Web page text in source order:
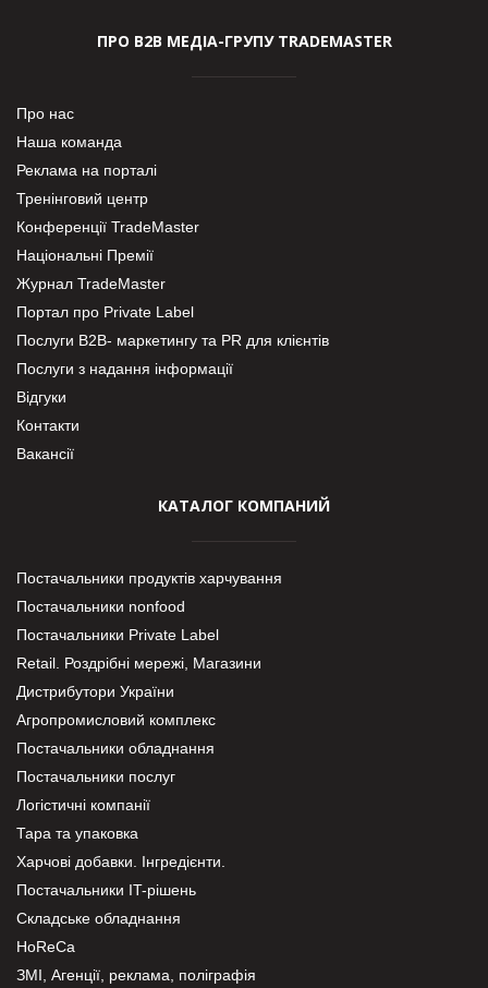
ПРО В2В МЕДІА-ГРУПУ TRADEMASTER
Про нас
Наша команда
Реклама на порталі
Тренінговий центр
Конференції TradeMaster
Національні Премії
Журнал TradeMaster
Портал про Private Label
Послуги В2В- маркетингу та PR для клієнтів
Послуги з надання інформації
Відгуки
Контакти
Вакансії
КАТАЛОГ КОМПАНИЙ
Постачальники продуктів харчування
Постачальники nonfood
Постачальники Private Label
Retail. Роздрібні мережі, Магазини
Дистрибутори України
Агропромисловий комплекс
Постачальники обладнання
Постачальники послуг
Логістичні компанії
Тара та упаковка
Харчові добавки. Інгредієнти.
Постачальники IT-рішень
Складське обладнання
HoReCa
ЗМІ, Агенції, реклама, поліграфія